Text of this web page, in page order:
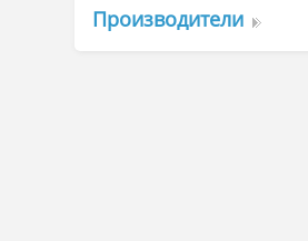
Производители